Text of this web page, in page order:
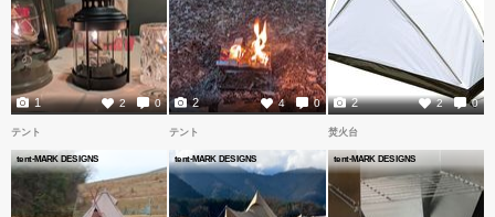
2 0
1 4 0
2 2 0
2
テント
tent-MARK DESIGNS
テント
tent-MARK DESIGNS
焚火台
tent-MARK DESIGNS